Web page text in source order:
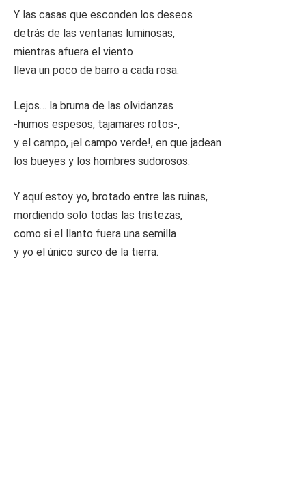
Y las casas que esconden los deseos
detrás de las ventanas luminosas,
mientras afuera el viento
lleva un poco de barro a cada rosa.
Lejos… la bruma de las olvidanzas
-humos espesos, tajamares rotos-,
y el campo, ¡el campo verde!, en que jadean
los bueyes y los hombres sudorosos.
Y aquí estoy yo, brotado entre las ruinas,
mordiendo solo todas las tristezas,
como si el llanto fuera una semilla
y yo el único surco de la tierra.